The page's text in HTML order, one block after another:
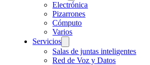
Electrónica
Pizarrones
Cómputo
Varios
Servicios
Salas de juntas inteligentes
Red de Voz y Datos